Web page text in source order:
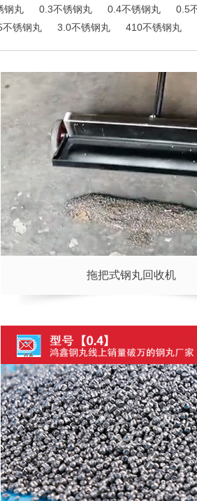
钢丸 0.3不锈钢丸 0.4不锈钢丸 0.5
不锈钢丸 3.0不锈钢丸 410不锈钢丸
拖把式钢丸回收机